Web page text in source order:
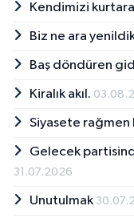
Kendimizi
Biz ne ara
Baş döndüren
Kiralık akıl.
Siyasete rağmen
Gelecek
31.07.2026
Unutulmak